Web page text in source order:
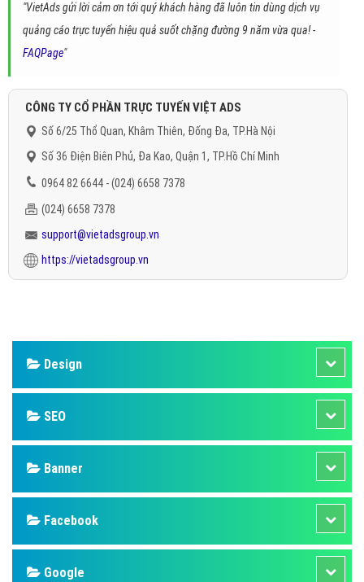
"VietAds gửi lời cảm ơn tới quý khách hàng đã luôn tin dùng dịch vụ
quảng cáo trực tuyến hiệu quả suốt chặng đường 9 năm vừa qua! -
FAQPage"
CÔNG TY CỔ PHẦN TRỰC TUYẾN VIỆT ADS
Số 6/25 Thổ Quan, Khâm Thiên, Đống Đa, TP.Hà Nội
Số 36 Điện Biên Phủ, Đa Kao, Quận 1, TP.Hồ Chí Minh
0964 82 6644 - (024) 6658 7378
(024) 6658 7378
support@vietadsgroup.vn
https://vietadsgroup.vn